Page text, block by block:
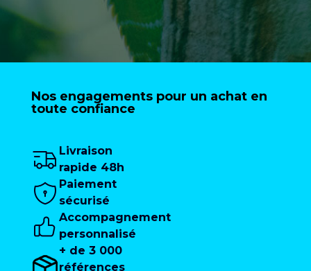
Nos engagements pour un achat en
toute confiance
Livraison
rapide 48h
Paiement
sécurisé
Accompagnement
personnalisé
+ de 3 000
références